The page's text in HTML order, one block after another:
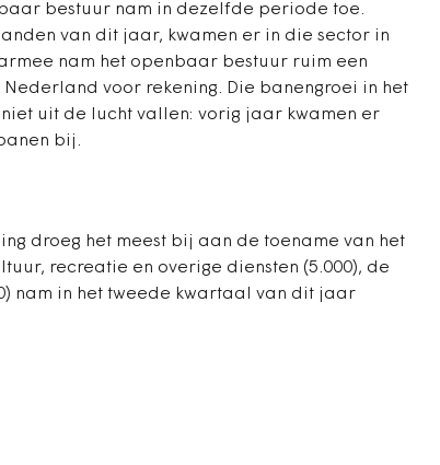
bestuur nam in dezelfde periode toe.
van dit jaar, kwamen er in die sector in
nam het openbaar bestuur ruim een
voor rekening. Die banengroei in het
uit de lucht vallen: vorig jaar kwamen er
bij.
droeg het meest bij aan de toename van het
recreatie en overige diensten (5.000), de
nam in het tweede kwartaal van dit jaar